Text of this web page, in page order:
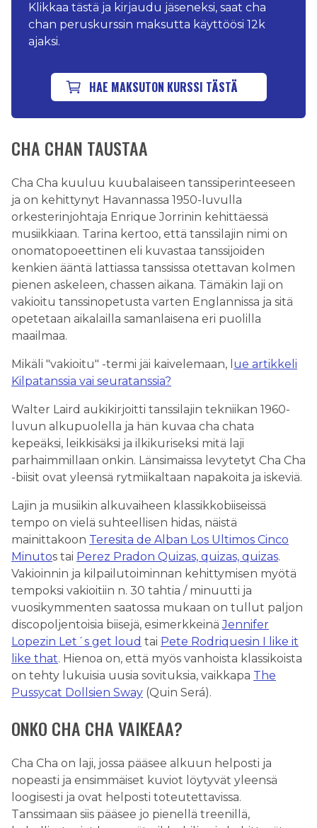
Klikkaa tästä ja kirjaudu jäseneksi, saat cha
chan peruskurssin maksutta käyttöösi 12k
ajaksi.
HAE MAKSUTON KURSSI TÄSTÄ
CHA CHAN TAUSTAA
Cha Cha kuuluu kuubalaiseen tanssiperinteeseen
ja on kehittynyt Havannassa 1950-luvulla
orkesterinjohtaja Enrique Jorrinin kehittäessä
musiikkiaan. Tarina kertoo, että tanssilajin nimi on
onomatopoeettinen eli kuvastaa tanssijoiden
kenkien ääntä lattiassa tanssissa otettavan kolmen
pienen askeleen, chassen aikana. Tämäkin laji on
vakioitu tanssinopetusta varten Englannissa ja sitä
opetetaan aikalailla samanlaisena eri puolilla
maailmaa.
Mikäli "vakioitu" -termi jäi kaivelemaan, l ue artikkeli
Kilpatanssia vai seuratanssia?
Walter Laird aukikirjoitti tanssilajin tekniikan 1960-
luvun alkupuolella ja hän kuvaa cha chata
kepeäksi, leikkisäksi ja ilkikuriseksi mitä laji
parhaimmillaan onkin. Länsimaissa levytetyt Cha Cha
-biisit ovat yleensä rytmiikaltaan napakoita ja iskeviä.
Lajin ja musiikin alkuvaiheen klassikkobiiseissä
tempo on vielä suhteellisen hidas, näistä
mainittakoon Teresita de Alban Los Ultimos Cinco
Minutos tai Perez Pradon Quizas, quizas, quizas.
Vakioinnin ja kilpailutoiminnan kehittymisen myötä
tempoksi vakioitiin n. 30 tahtia / minuutti ja
vuosikymmenten saatossa mukaan on tullut paljon
discopoljentoisia biisejä, esimerkkeinäJennifer
Lopezin Let´s get loud tai Pete Rodriquesin I like it
like that. Hienoa on, että myös vanhoista klassikoista
on tehty lukuisia uusia sovituksia, vaikkapa The
Pussycat Dollsien Sway (Quin Será).
ONKO CHA CHA VAIKEAA?
Cha Cha on laji, jossa pääsee alkuun helposti ja
nopeasti ja ensimmäiset kuviot löytyvät yleensä
loogisesti ja ovat helposti toteutettavissa.
Tanssimaan siis pääsee jo pienellä treenillä,